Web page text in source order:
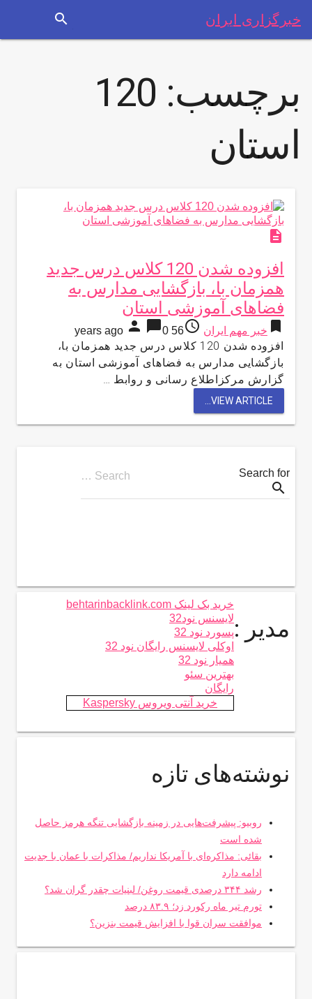
خبرگزاری ایران search
برچسب: 120
استان
description
افزوده شدن 120 کلاس درس جدید
همزمان با، بازگشایی مدارس به
فضاهای آموزشی استان
bookmark خبر مهم ایران access_time
56 years ago
person chat_bubble0
افزوده شدن 120 کلاس درس جدید همزمان با،
بازگشایی مدارس به فضاهای آموزشی استان به
گزارش مرکزاطلاع رسانی و روابط …
VIEW ARTICLE...
Search for
Search …
search
مدیر :
خرید بک لینک behtarinbacklink.com
لایسنس نود32
پسورد نود 32
اوکلی لایسنس رایگان نود 32
همیار نود 32
بهترین سئو
رایگان
خرید آنتی ویروس Kaspersky
نوشته‌های تازه
روبیو: پیشرفت‌هایی در زمینه بازگشایی تنگه هرمز حاصل
شده است
بقائی: مذاکره‌ای با آمریکا نداریم/ مذاکرات با عمان با جدیت
ادامه دارد
رشد ۳۴۴ درصدی قیمت روغن/ لبنیات چقدر گران شد؟
تورم تیر ماه رکورد زد؛ ۸۳.۹ درصد
موافقت سران قوا با افزایش قیمت بنزین؟